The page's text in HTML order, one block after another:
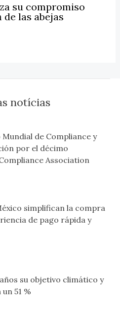
su compromiso
las abejas
notícias
de Compliance y
por el décimo
Association
simplifican la compra
de pago rápida y
su objetivo climático y
51 %